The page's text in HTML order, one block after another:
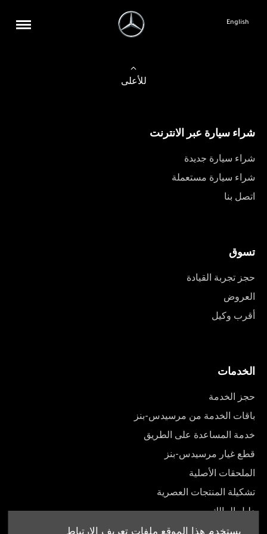
يستخدم هذا الموقع ملفات تعريف الارتباط
English
للأعلى
شراء سيارة عبر الانترنت
شراء سيارة جديدة
شراء سيارة مستعملة
اتصل بنا
تسوق
حجز تجربة القيادة
العروض
أقرب وكيل
الخدمات
حجز الخدمة
باقات الخدمة من مرسيدس-بنز
خدمة المساعدة على الطريق
قطع غيار مرسيدس-بنز
الملحقات الأصلية
تشكيلة المنتجات العصرية
دليل المالك